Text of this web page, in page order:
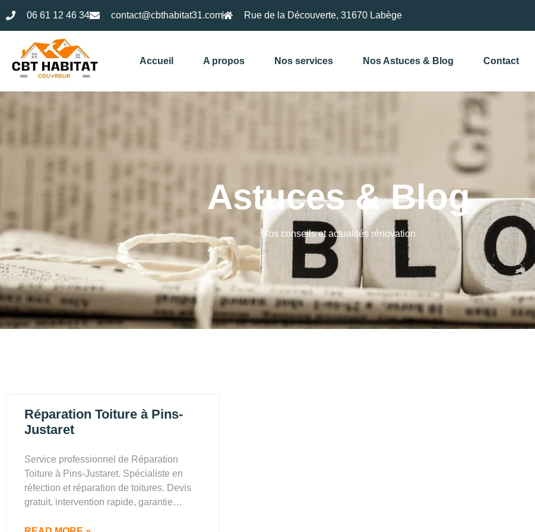
06 61 12 46 34 contact@cbthabitat31.com Rue de la Découverte, 31670 Labège
Accueil A propos Nos services Nos Astuces & Blog Contact
Astuces & Blog
Nos conseils et actualités rénovation
Réparation Toiture à Pins-
Justaret
Service professionnel de Réparation
Toiture à Pins-Justaret. Spécialiste en
réfection et réparation de toitures. Devis
gratuit, intervention rapide, garantie…